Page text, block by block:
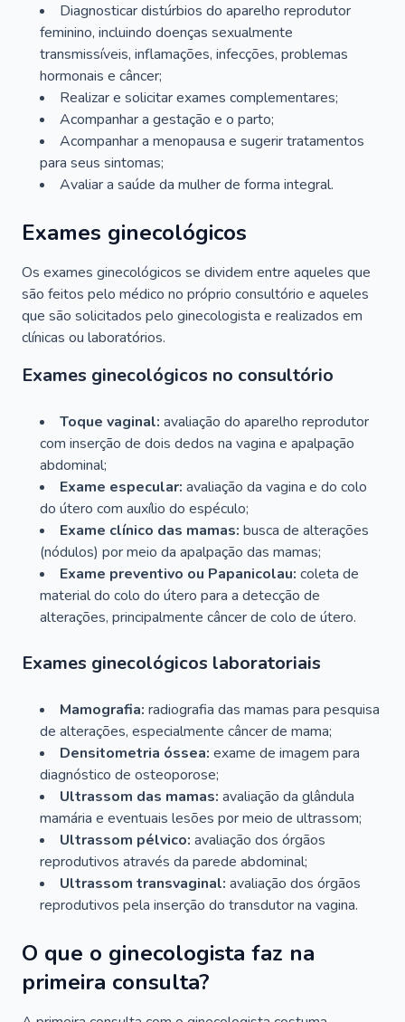
Diagnosticar distúrbios do aparelho reprodutor
feminino, incluindo doenças sexualmente
transmissíveis, inflamações, infecções, problemas
hormonais e câncer;
Realizar e solicitar exames complementares;
Acompanhar a gestação e o parto;
Acompanhar a menopausa e sugerir tratamentos
para seus sintomas;
Avaliar a saúde da mulher de forma integral.
Exames ginecológicos
Os exames ginecológicos se dividem entre aqueles que
são feitos pelo médico no próprio consultório e aqueles
que são solicitados pelo ginecologista e realizados em
clínicas ou laboratórios.
Exames ginecológicos no consultório
Toque vaginal: avaliação do aparelho reprodutor
com inserção de dois dedos na vagina e apalpação
abdominal;
Exame especular: avaliação da vagina e do colo
do útero com auxílio do espéculo;
Exame clínico das mamas: busca de alterações
(nódulos) por meio da apalpação das mamas;
Exame preventivo ou Papanicolau: coleta de
material do colo do útero para a detecção de
alterações, principalmente câncer de colo de útero.
Exames ginecológicos laboratoriais
Mamografia: radiografia das mamas para pesquisa
de alterações, especialmente câncer de mama;
Densitometria óssea: exame de imagem para
diagnóstico de osteoporose;
Ultrassom das mamas: avaliação da glândula
mamária e eventuais lesões por meio de ultrassom;
Ultrassom pélvico: avaliação dos órgãos
reprodutivos através da parede abdominal;
Ultrassom transvaginal: avaliação dos órgãos
reprodutivos pela inserção do transdutor na vagina.
O que o ginecologista faz na
primeira consulta?